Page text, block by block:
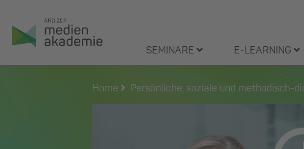
Inhalt
springen
SEMINARE E-LEARNING
Home Persönliche, soziale und methodisch-